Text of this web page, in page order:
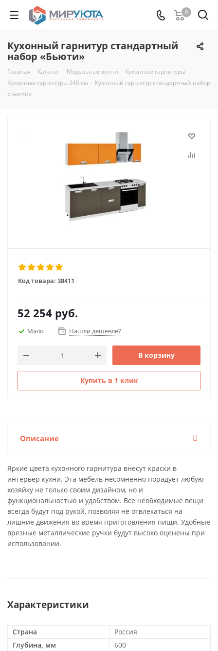
0
Кухонный гарнитур стандартный
набор «Бьюти»
Главная - Каталог - Модульные кухни - Кухонные гарнитуры -
Кухонные гарнитуры 240 см - Кухонный гарнитур стандартный набор
«Бьюти»
Код товара: 38411
52 254 руб.
Мало Нашли дешевле?
В корзину
Купить в 1 клик
Описание
Яркие цвета кухонного гарнитура внесут краски в
интерьер кухни. Эта мебель несомненно порадует любую
хозяйку не только своим дизайном, но и
функциональностью и удобством. Все необходимые вещи
всегда будут под рукой, позволяя не отвлекаться на
лишние движения во время приготовления пищи. Удобные
врезные металлические ручки будут высоко оценены при
использовании.
Характеристики
Страна
Россия
Глубина, мм
600